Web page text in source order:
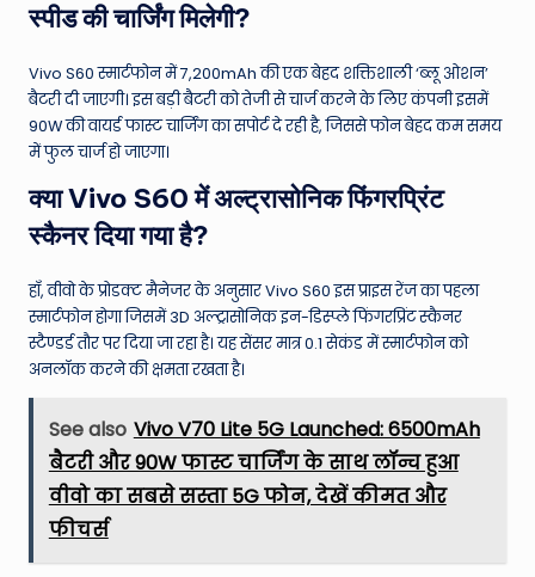
स्पीड की चार्जिंग मिलेगी?
Vivo S60 स्मार्टफोन में 7,200mAh की एक बेहद शक्तिशाली ‘ब्लू ओशन’
बैटरी दी जाएगी। इस बड़ी बैटरी को तेजी से चार्ज करने के लिए कंपनी इसमें
90W की वायर्ड फास्ट चार्जिंग का सपोर्ट दे रही है, जिससे फोन बेहद कम समय
में फुल चार्ज हो जाएगा।
क्या Vivo S60 में अल्ट्रासोनिक फिंगरप्रिंट
स्कैनर दिया गया है?
हाँ, वीवो के प्रोडक्ट मैनेजर के अनुसार Vivo S60 इस प्राइस रेंज का पहला
स्मार्टफोन होगा जिसमें 3D अल्ट्रासोनिक इन-डिस्प्ले फिंगरप्रिंट स्कैनर
स्टैण्डर्ड तौर पर दिया जा रहा है। यह सेंसर मात्र 0.1 सेकंड में स्मार्टफोन को
अनलॉक करने की क्षमता रखता है।
See also Vivo V70 Lite 5G Launched: 6500mAh
बैटरी और 90W फास्ट चार्जिंग के साथ लॉन्च हुआ
वीवो का सबसे सस्ता 5G फोन, देखें कीमत और
फीचर्स